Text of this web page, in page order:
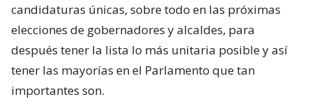
candidaturas únicas, sobre todo en las próximas
elecciones de gobernadores y alcaldes, para
después tener la lista lo más unitaria posible y así
tener las mayorías en el Parlamento que tan
importantes son.